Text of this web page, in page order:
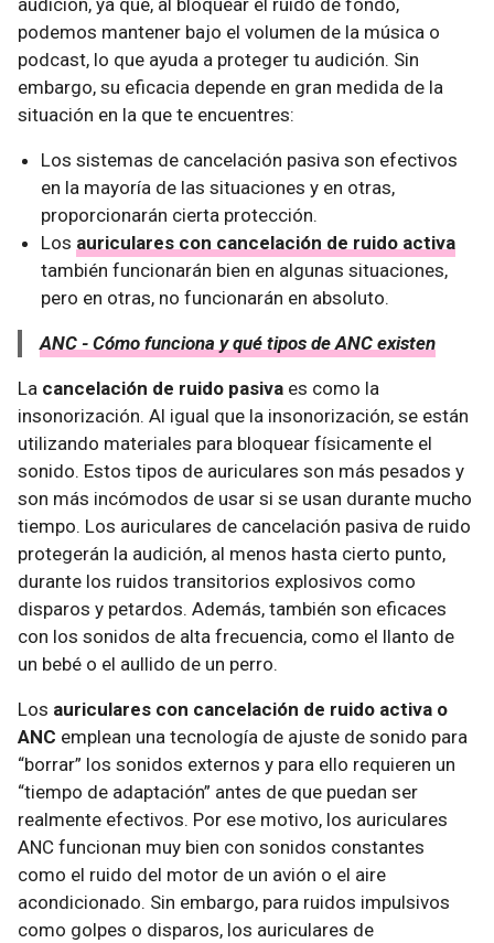
audición, ya que, al bloquear el ruido de fondo,
podemos mantener bajo el volumen de la música o
podcast, lo que ayuda a proteger tu audición. Sin
embargo, su eficacia depende en gran medida de la
situación en la que te encuentres:
Los sistemas de cancelación pasiva son efectivos
en la mayoría de las situaciones y en otras,
proporcionarán cierta protección.
Los auriculares con cancelación de ruido activa
también funcionarán bien en algunas situaciones,
pero en otras, no funcionarán en absoluto.
ANC - Cómo funciona y qué tipos de ANC existen
La cancelación de ruido pasiva es como la
insonorización. Al igual que la insonorización, se están
utilizando materiales para bloquear físicamente el
sonido. Estos tipos de auriculares son más pesados y
son más incómodos de usar si se usan durante mucho
tiempo. Los auriculares de cancelación pasiva de ruido
protegerán la audición, al menos hasta cierto punto,
durante los ruidos transitorios explosivos como
disparos y petardos. Además, también son eficaces
con los sonidos de alta frecuencia, como el llanto de
un bebé o el aullido de un perro.
Los auriculares con cancelación de ruido activa o
ANC emplean una tecnología de ajuste de sonido para
“borrar” los sonidos externos y para ello requieren un
“tiempo de adaptación” antes de que puedan ser
realmente efectivos. Por ese motivo, los auriculares
ANC funcionan muy bien con sonidos constantes
como el ruido del motor de un avión o el aire
acondicionado. Sin embargo, para ruidos impulsivos
como golpes o disparos, los auriculares de